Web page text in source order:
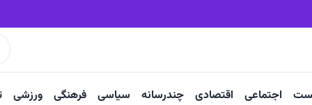
انداخت
اجتماعی اقتصادی چندرسانه سیاسی فرهنگی ورزشی